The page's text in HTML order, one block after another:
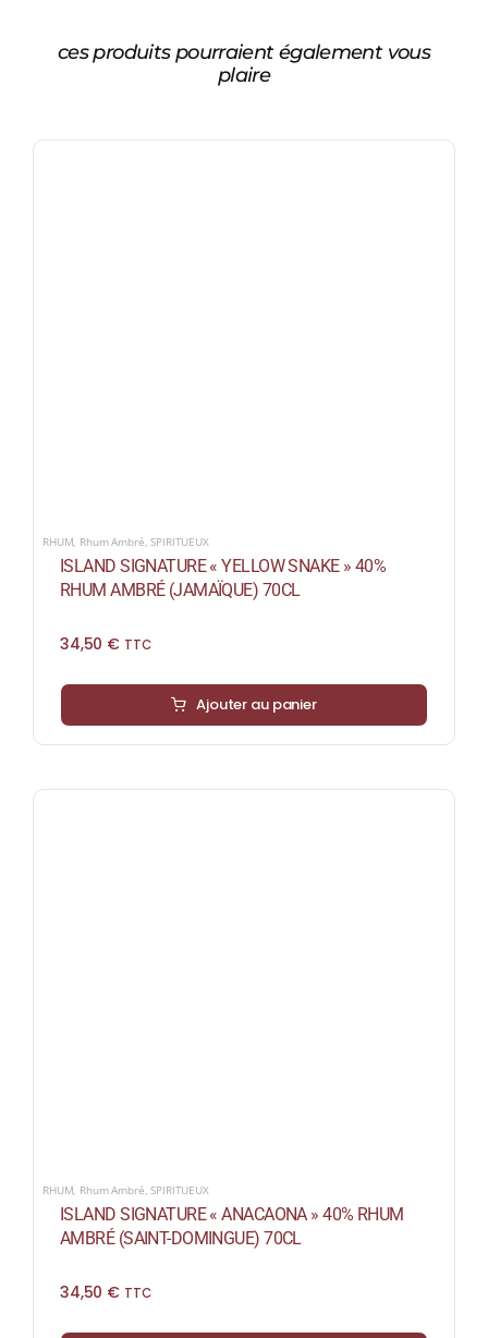
ces produits pourraient également vous
plaire
RHUM Rhum Ambré ,SPIRITUEUX
ISLAND SIGNATURE « YELLOW SNAKE » 40%
RHUM AMBRÉ (JAMAÏQUE) 70CL
34,50 € TTC
Ajouter au panier
RHUM Rhum Ambré ,SPIRITUEUX
ISLAND SIGNATURE « ANACAONA » 40% RHUM
AMBRÉ (SAINT-DOMINGUE) 70CL
34,50 € TTC